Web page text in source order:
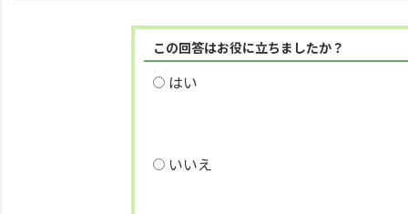
この回答はお役に立ちましたか？
はい
いいえ